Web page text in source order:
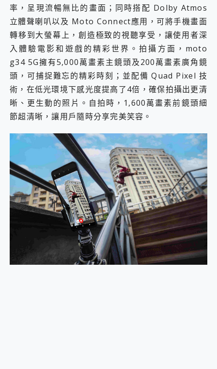
率，呈現流暢無比的畫面；同時搭配 Dolby Atmos
立體聲喇叭以及 Moto Connect應用，可將手機畫面
轉移到大螢幕上，創造極致的視聽享受，讓使用者深
入體驗電影和遊戲的精彩世界。拍攝方面，moto
g34 5G擁有5,000萬畫素主鏡頭及200萬畫素廣角鏡
頭，可捕捉難忘的精彩時刻；並配備 Quad Pixel 技
術，在低光環境下感光度提高了4倍，確保拍攝出更清
晰、更生動的照片。自拍時，1,600萬畫素前鏡頭細
節超清晰，讓用戶隨時分享完美笑容。